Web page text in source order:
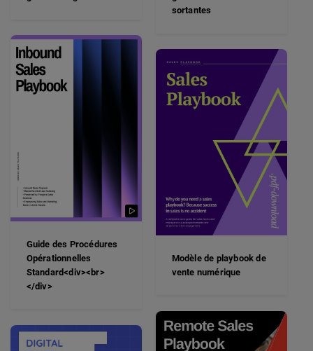
sortantes
Guide des Procédures
Opérationnelles
Standard<div><br>
</div>
Modèle de playbook de
vente numérique